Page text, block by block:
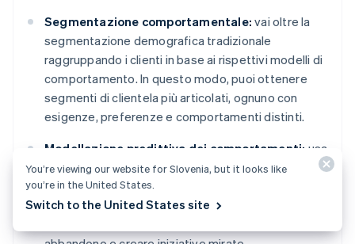
Segmentazione comportamentale: vai oltre la
segmentazione demografica tradizionale
raggruppando i clienti in base ai rispettivi modelli di
comportamento. In questo modo, puoi ottenere
segmenti di clientela più articolati, ognuno con
esigenze, preferenze e comportamenti distinti.
Modellazione predittiva dei comportamenti: usa
algoritmi di machine learning per analizzare i dati
cronologici e prevedere i comportamenti dei clienti.
In questo modo, riuscirai più facilmente ad
You’re viewing our website for Slovenia, but it looks like
you’re in the United States.
Switch to the United States site